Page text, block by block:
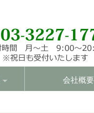
会社概要